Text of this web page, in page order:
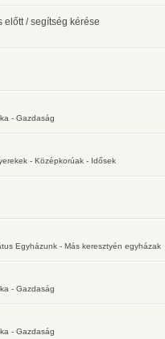
előtt / segítség kérése
- Gazdaság
- Középkorúak - Idősek
Egyházunk - Más keresztyén egyházak
- Gazdaság
- Gazdaság